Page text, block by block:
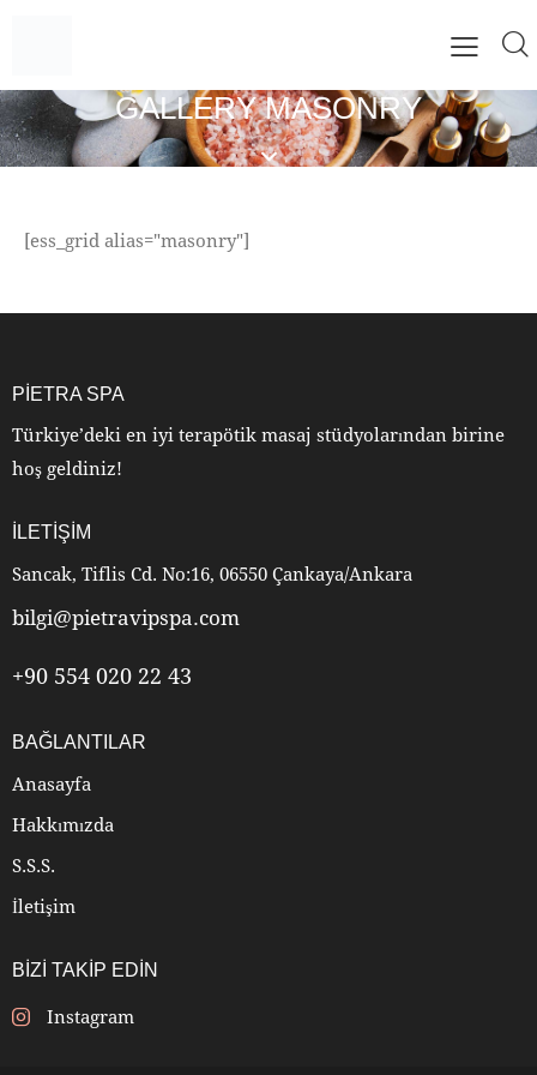
GALLERY MASONRY
[ess_grid alias="masonry"]
PIETRA SPA
Türkiye’deki en iyi terapötik masaj stüdyolarından birine
hoş geldiniz!
ILETIŞIM
Sancak, Tiflis Cd. No:16, 06550 Çankaya/Ankara
bilgi@pietravipspa.com
+90 554 020 22 43
BAĞLANTILAR
Anasayfa
Hakkımızda
S.S.S.
İletişim
BIZI TAKIP EDIN
Instagram